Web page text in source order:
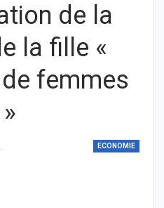
de la
la fille «
femmes
ECONOMIE